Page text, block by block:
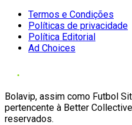
Termos e Condições
Políticas de privacidade
Política Editorial
Ad Choices
Bolavip, assim como Futbol
pertencente à Better
reservados.